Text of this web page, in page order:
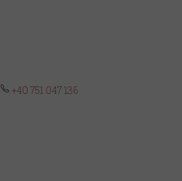
+40 751 047 136